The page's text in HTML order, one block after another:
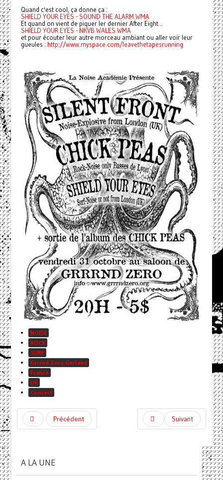
Quand c'est cool, ça donne ça :
SHIELD YOUR EYES - SOUND THE ALARM.WMA
Et quand on vient de piquer ler dernier After Eight...
SHIELD YOUR EYES - NKVB WALES.WMA
et pour écouter leur autre morceau ambiant ou aller voir leur
gueules : http://www.myspace.com/leavethetapesrunning
NOISE
ROCK
SURF
Grrrnd Zero Gerland
France
UK
Concert
Précédent Suivant
A LA UNE